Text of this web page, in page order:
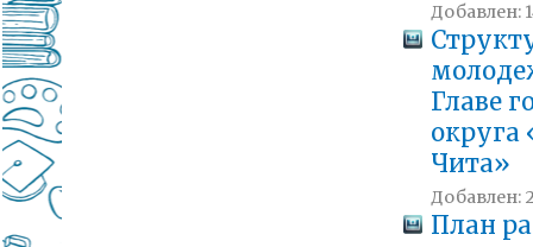
Добавлен:
Главе
округа
Чита»
Добавлен:
План